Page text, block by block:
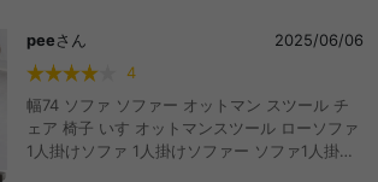
peeさん
2025/06/06
4
幅74 ソファ ソファー オットマン スツール チ
ェア 椅子 いす オットマンスツール ローソファ
1人掛けソファ 1人掛けソファー ソファ1人掛け